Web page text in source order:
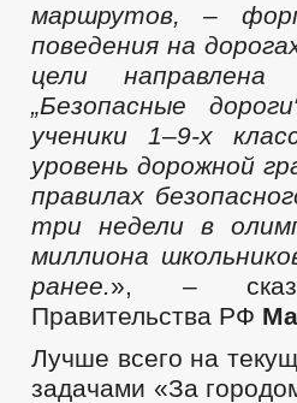
маршрутов, –
поведения на
цели направлена
„Безопасные
ученики 1–9-х
уровень дорожной
правилах
три недели в
миллиона
ранее.», –
Правительства РФ
Лучше всего на
задачами «За